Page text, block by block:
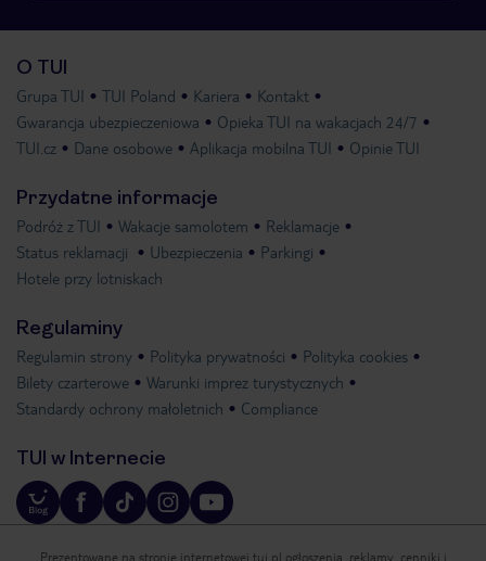
O TUI
Grupa TUI TUI Poland Kariera
Kontakt
Gwarancja ubezpieczeniowa
Opieka TUI na wakacjach 24/7
TUI.cz
Dane osobowe Aplikacja mobilna TUI Opinie TUI
Przydatne informacje
Podróż z TUI Wakacje samolotem
Reklamacje
Status reklamacji
Ubezpieczenia
Parkingi
Hotele przy lotniskach
Regulaminy
Regulamin strony Polityka prywatności
Polityka cookies
Bilety czarterowe
Warunki imprez turystycznych
Standardy ochrony małoletnich
Compliance
TUI w Internecie
Prezentowane na stronie internetowej tui.pl ogłoszenia, reklamy, cenniki i